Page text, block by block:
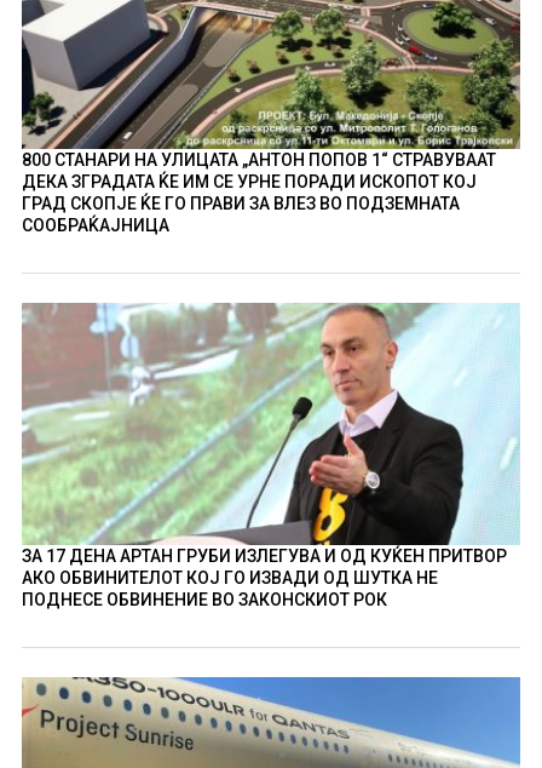
800 СТАНАРИ НА УЛИЦАТА „АНТОН ПОПОВ 1“ СТРАВУВААТ
ДЕКА ЗГРАДАТА ЌЕ ИМ СЕ УРНЕ ПОРАДИ ИСКОПОТ КОЈ
ГРАД СКОПЈЕ ЌЕ ГО ПРАВИ ЗА ВЛЕЗ ВО ПОДЗЕМНАТА
СООБРАЌАЈНИЦА
ЗА 17 ДЕНА АРТАН ГРУБИ ИЗЛЕГУВА И ОД КУЌЕН ПРИТВОР
АКО ОБВИНИТЕЛОТ КОЈ ГО ИЗВАДИ ОД ШУТКА НЕ
ПОДНЕСЕ ОБВИНЕНИЕ ВО ЗАКОНСКИОТ РОК